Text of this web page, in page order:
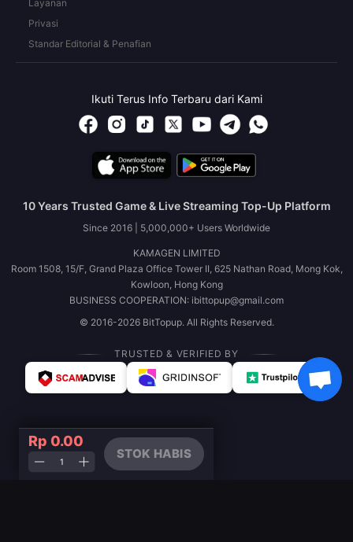
Rp 0.00
STOK HABIS
Layanan
Privasi
Standar Editorial & Penafian
Ikuti Terus Info Terbaru dari Kami
10 Years Trusted Game & Live Streaming Top-Up Platform
Since 2016 | 5,000,000+ Users Worldwide
KAMAGEN LIMITED
Room 1508, 15/F, Grand Plaza Office Tower II, 625 Nathan Road, Mong Kok,
Kowloon, Hong Kong
BUSINESS COOPERATION: ibittopup@gmail.com
© 2016-2026 BitTopup. All Rights Reserved.
TRUSTED & VERIFIED BY